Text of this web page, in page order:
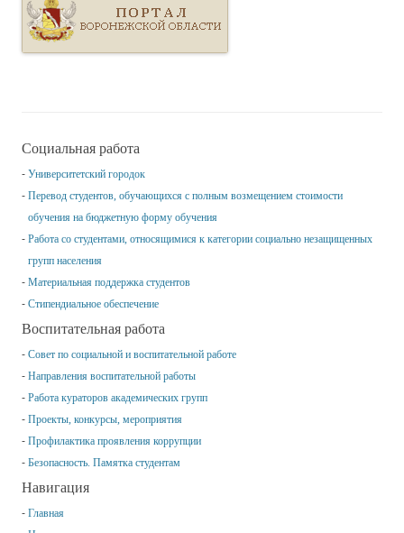
Социальная работа
Университетский городок
Перевод студентов, обучающихся с полным возмещением стоимости
обучения на бюджетную форму обучения
Работа со студентами, относящимися к категории социально незащищенных
групп населения
Материальная поддержка студентов
Стипендиальное обеспечение
Воспитательная работа
Совет по социальной и воспитательной работе
Направления воспитательной работы
Работа кураторов академических групп
Проекты, конкурсы, мероприятия
Профилактика проявления коррупции
Безопасность. Памятка студентам
Навигация
Главная